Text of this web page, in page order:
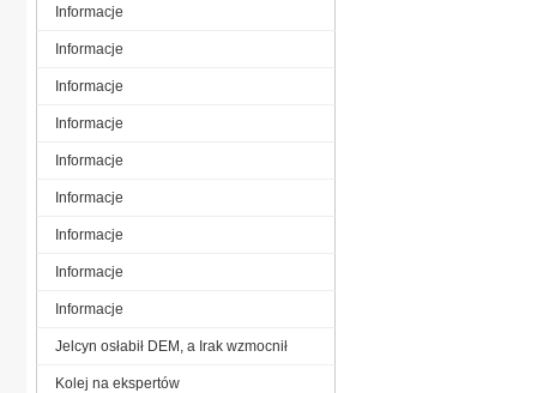
Informacje
Informacje
Informacje
Informacje
Informacje
Informacje
Informacje
Informacje
Informacje
Jelcyn osłabił DEM, a Irak wzmocnił
Kolej na ekspertów